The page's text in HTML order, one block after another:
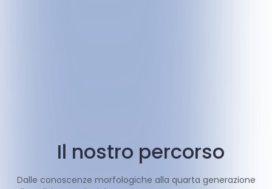
Il nostro percorso
Dalle conoscenze morfologiche alla quarta generazione